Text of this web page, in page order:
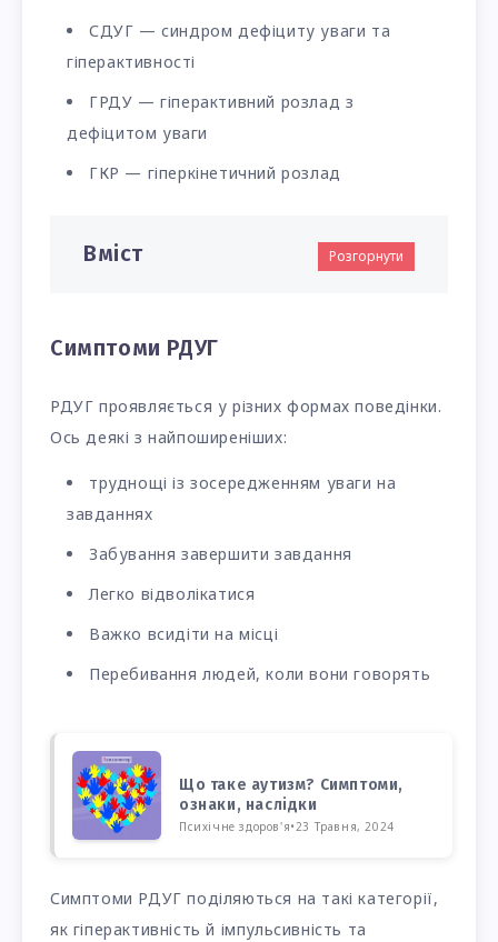
СДУГ — синдром дефіциту уваги та
гіперактивності
ГРДУ — гіперактивний розлад з
дефіцитом уваги
ГКР — гіперкінетичний розлад
Вміст Розгорнути
Симптоми РДУГ
РДУГ проявляється у різних формах поведінки.
Ось деякі з найпоширеніших:
труднощі із зосередженням уваги на
завданнях
Забування завершити завдання
Легко відволікатися
Важко всидіти на місці
Перебивання людей, коли вони говорять
Що таке аутизм? Симптоми,
ознаки, наслідки
Психічне здоров'я•23 Травня, 2024
Симптоми РДУГ поділяються на такі категорії,
як гіперактивність й імпульсивність та